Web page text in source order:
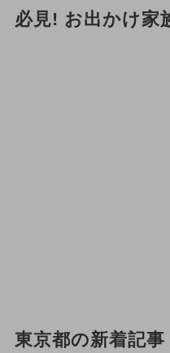
必見! お出かけ家
東京都の新着記事